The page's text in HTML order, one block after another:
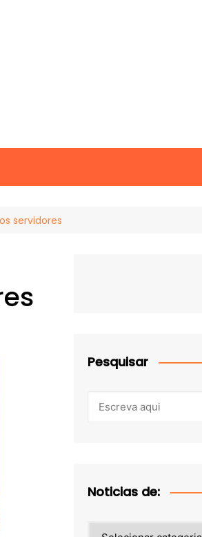
servidores
Pesquisar
Noticias de: